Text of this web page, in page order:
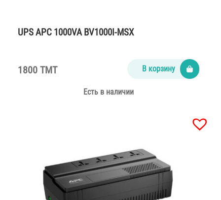
UPS APC 1000VA BV1000I-MSX
1800 TMT В корзину
Есть в наличии